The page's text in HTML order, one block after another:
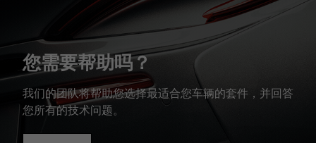
您需要帮助吗？
我们的团队将帮助您选择最适合您车辆的套件，并回答
您所有的技术问题。